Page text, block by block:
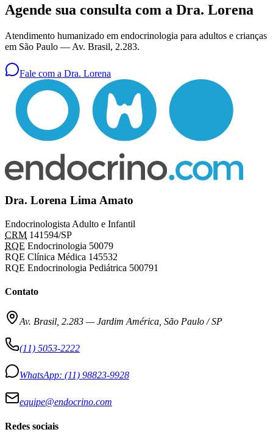
Agende sua consulta com a Dra. Lorena
Atendimento humanizado em endocrinologia para adultos e crianças
em São Paulo — Av. Brasil, 2.283.
Fale com a Dra. Lorena
Dra. Lorena Lima Amato
Endocrinologista Adulto e Infantil
CRM 141594/SP
RQE Endocrinologia 50079
RQE Clínica Médica 145532
RQE Endocrinologia Pediátrica 500791
Contato
Av. Brasil, 2.283 —Jardim América, São Paulo / SP
(11) 5053-2222
WhatsApp: (11) 98823-9928
equipe@endocrino.com
Redes sociais